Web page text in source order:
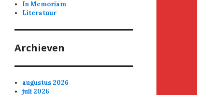
In Memoriam
Literatuur
Archieven
augustus 2026
juli 2026